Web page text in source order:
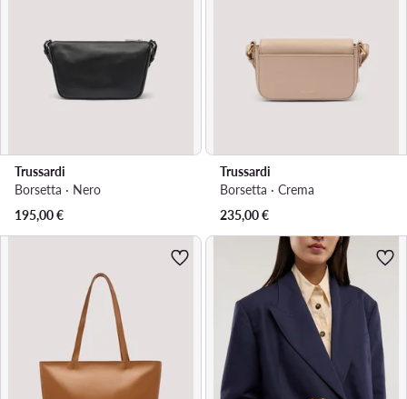
Trussardi
Borsetta · Nero
195,00€
Trussardi
Borsetta · Crema
235,00€